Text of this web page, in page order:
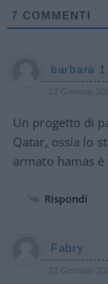
7 COMMENTI
barbara 1
22 Gennaio
Un progetto di
Qatar, ossia lo
armato hamas
Rispondi
Fabry
22 Gennaio